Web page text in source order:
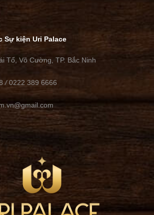
Sự kiện Uri Palace
Tổ, Võ Cường, TP. Bắc Ninh
/0222 389 6666